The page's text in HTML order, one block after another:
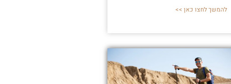
להמשך לחצו כאן >>